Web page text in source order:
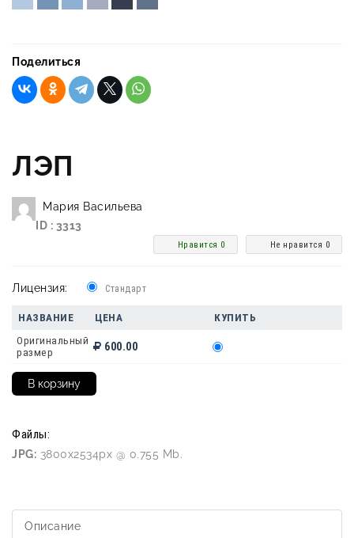
Поделиться
ЛЭП
Мария Васильева
ID : 3313
Не нравится 0
Нравится 0
Лицензия: Стандарт
НАЗВАНИЕ ЦЕНА
КУПИТЬ
Оригинальный
размер
600.00
Файлы:
JPG: 3800x2534px @ 0.755 Mb.
Описание